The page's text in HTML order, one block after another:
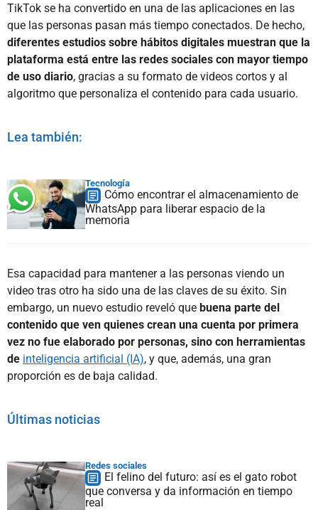
TikTok se ha convertido en una de las aplicaciones en las
que las personas pasan más tiempo conectados. De hecho,
diferentes estudios sobre hábitos digitales muestran que la
plataforma está entre las redes sociales con mayor tiempo
de uso diario, gracias a su formato de videos cortos y al
algoritmo que personaliza el contenido para cada usuario.
Lea también:
Tecnología
Cómo encontrar el almacenamiento de
WhatsApp para liberar espacio de la
memoria
Esa capacidad para mantener a las personas viendo un
video tras otro ha sido una de las claves de su éxito. Sin
embargo, un nuevo estudio reveló que buena parte del
contenido que ven quienes crean una cuenta por primera
vez no fue elaborado por personas, sino con herramientas
de inteligencia artificial (IA), y que, además, una gran
proporción es de baja calidad.
Últimas noticias
Redes sociales
El felino del futuro: así es el gato robot
que conversa y da información en tiempo
real